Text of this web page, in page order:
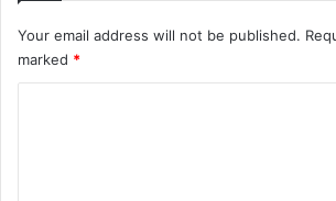
Your email address will not be published.
marked *